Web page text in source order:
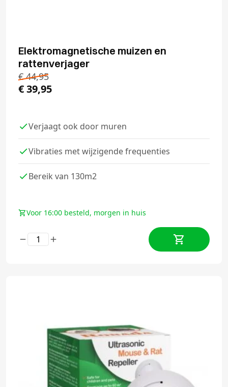
Elektromagnetische muizen en
rattenverjager
€44,95
€39,95
Verjaagt ook door muren
Vibraties met wijzigende frequenties
Bereik van 130m2
Voor 16:00 besteld, morgen in huis